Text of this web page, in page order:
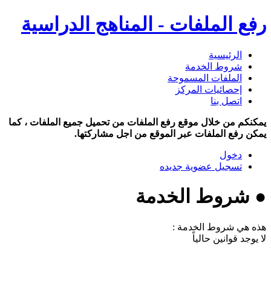
رفع الملفات - المناهج الدراسية
الرئيسية
شروط الخدمة
الملفات المسموحة
إحصائيات المركز
اتصل بنا
يمكنكم من خلال موقع رفع الملفات من تحميل جميع الملفات ، كما
يمكن رفع الملفات عبر الموقع من اجل مشاركتها.
دخول
تسجيل عضوية جديده
● شروط الخدمة
هذه هي شروط الخدمة :
لا يوجد قوانين حالياً